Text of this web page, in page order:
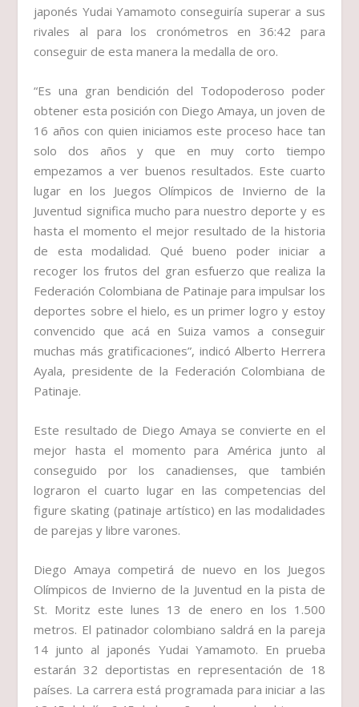
japonés Yudai Yamamoto conseguiría superar a sus
rivales al para los cronómetros en 36:42 para
conseguir de esta manera la medalla de oro.
“Es una gran bendición del Todopoderoso poder
obtener esta posición con Diego Amaya, un joven de
16 años con quien iniciamos este proceso hace tan
solo dos años y que en muy corto tiempo
empezamos a ver buenos resultados. Este cuarto
lugar en los Juegos Olímpicos de Invierno de la
Juventud significa mucho para nuestro deporte y es
hasta el momento el mejor resultado de la historia
de esta modalidad. Qué bueno poder iniciar a
recoger los frutos del gran esfuerzo que realiza la
Federación Colombiana de Patinaje para impulsar los
deportes sobre el hielo, es un primer logro y estoy
convencido que acá en Suiza vamos a conseguir
muchas más gratificaciones”, indicó Alberto Herrera
Ayala, presidente de la Federación Colombiana de
Patinaje.
Este resultado de Diego Amaya se convierte en el
mejor hasta el momento para América junto al
conseguido por los canadienses, que también
lograron el cuarto lugar en las competencias del
figure skating (patinaje artístico) en las modalidades
de parejas y libre varones.
Diego Amaya competirá de nuevo en los Juegos
Olímpicos de Invierno de la Juventud en la pista de
St. Moritz este lunes 13 de enero en los 1.500
metros. El patinador colombiano saldrá en la pareja
14 junto al japonés Yudai Yamamoto. En prueba
estarán 32 deportistas en representación de 18
países. La carrera está programada para iniciar a las